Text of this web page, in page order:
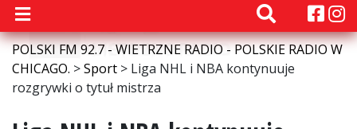
POLSKI FM 92.7 - WIETRZNE RADIO - POLSKIE RADIO W
CHICAGO. >Sport > Liga NHL i NBA kontynuuje
rozgrywki o tytuł mistrza